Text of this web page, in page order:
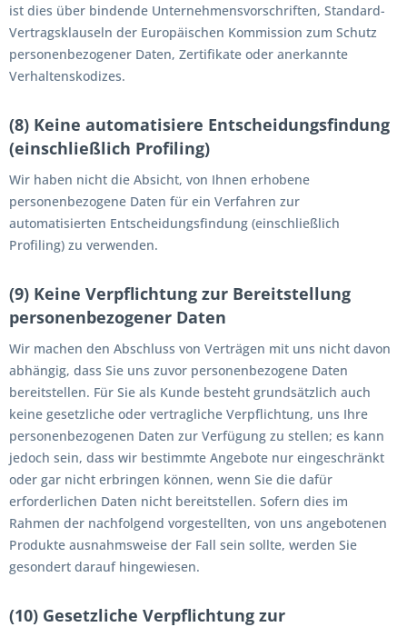
ist dies über bindende Unternehmensvorschriften, Standard-
Vertragsklauseln der Europäischen Kommission zum Schutz
personenbezogener Daten, Zertifikate oder anerkannte
Verhaltenskodizes.
(8) Keine automatisiere Entscheidungsfindung
(einschließlich Profiling)
Wir haben nicht die Absicht, von Ihnen erhobene
personenbezogene Daten für ein Verfahren zur
automatisierten Entscheidungsfindung (einschließlich
Profiling) zu verwenden.
(9) Keine Verpflichtung zur Bereitstellung
personenbezogener Daten
Wir machen den Abschluss von Verträgen mit uns nicht davon
abhängig, dass Sie uns zuvor personenbezogene Daten
bereitstellen. Für Sie als Kunde besteht grundsätzlich auch
keine gesetzliche oder vertragliche Verpflichtung, uns Ihre
personenbezogenen Daten zur Verfügung zu stellen; es kann
jedoch sein, dass wir bestimmte Angebote nur eingeschränkt
oder gar nicht erbringen können, wenn Sie die dafür
erforderlichen Daten nicht bereitstellen. Sofern dies im
Rahmen der nachfolgend vorgestellten, von uns angebotenen
Produkte ausnahmsweise der Fall sein sollte, werden Sie
gesondert darauf hingewiesen.
(10) Gesetzliche Verpflichtung zur